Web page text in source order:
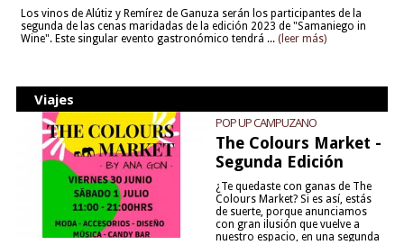
Los vinos de Alútiz y Remírez de Ganuza serán los participantes de la
segunda de las cenas maridadas de la edición 2023 de "Samaniego in
Wine". Este singular evento gastronómico tendrá ... (leer más)
Viajes
POP UP CAMPUZANO
The Colours Market -
Segunda Edición
¿Te quedaste con ganas de The
Colours Market? Si es así, estás
de suerte, porque anunciamos
con gran ilusión que vuelve a
nuestro espacio, en una segunda